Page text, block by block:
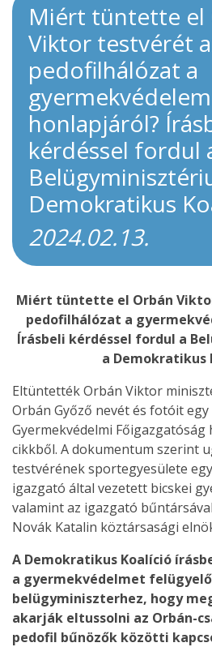
Miért tüntette el
Viktor testvérét
pedofilhálózat a
gyermekvédelem
honlapjáról?
kérdéssel fordul
Demokratikus
2024.02.13.
Miért tüntette el Orbán
pedofilhálózat a
Írásbeli kérdéssel fordul a
a Demokratikus
Eltüntették Orbán Viktor
Orbán Győző nevét és fotóit egy
Gyermekvédelmi
cikkből. A dokumentum szerint
testvérének sportegyesülete
igazgató által vezetett bicskei
valamint az igazgató
Novák Katalin köztársasági
A Demokratikus Koalíció
a gyermekvédelmet
belügyminiszterhez, hogy
akarják eltussolni az Orbán-
pedofil bűnözők közötti